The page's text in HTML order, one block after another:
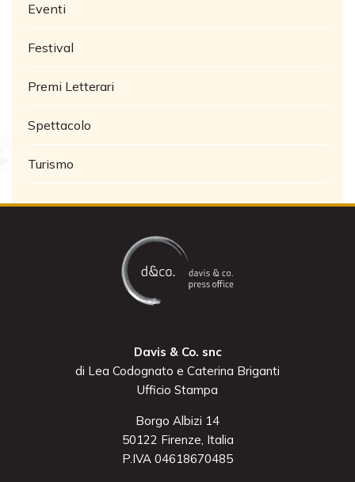
Eventi
Festival
Premi Letterari
Spettacolo
Turismo
Davis & Co. snc
di Lea Codognato e Caterina Briganti
Ufficio Stampa
Borgo Albizi 14
50122 Firenze, Italia
P.IVA 04618670485